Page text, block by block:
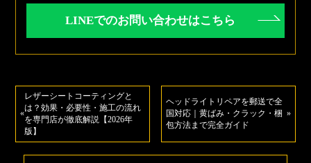
LINEでのお問い合わせはこちら
«
レザーシートコーティングと
は？効果・必要性・施工の流れ
を専門店が徹底解説【2026年
版】
ヘッドライトリペアを郵送で全
国対応｜黄ばみ・クラック・梱
包方法まで完全ガイド
»